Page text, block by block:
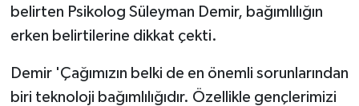
belirten Psikolog Süleyman Demir, bağımlılığın
erken belirtilerine dikkat çekti.
Demir 'Çağımızın belki de en önemli sorunlarından
biri teknoloji bağımlılığıdır. Özellikle gençlerimizi